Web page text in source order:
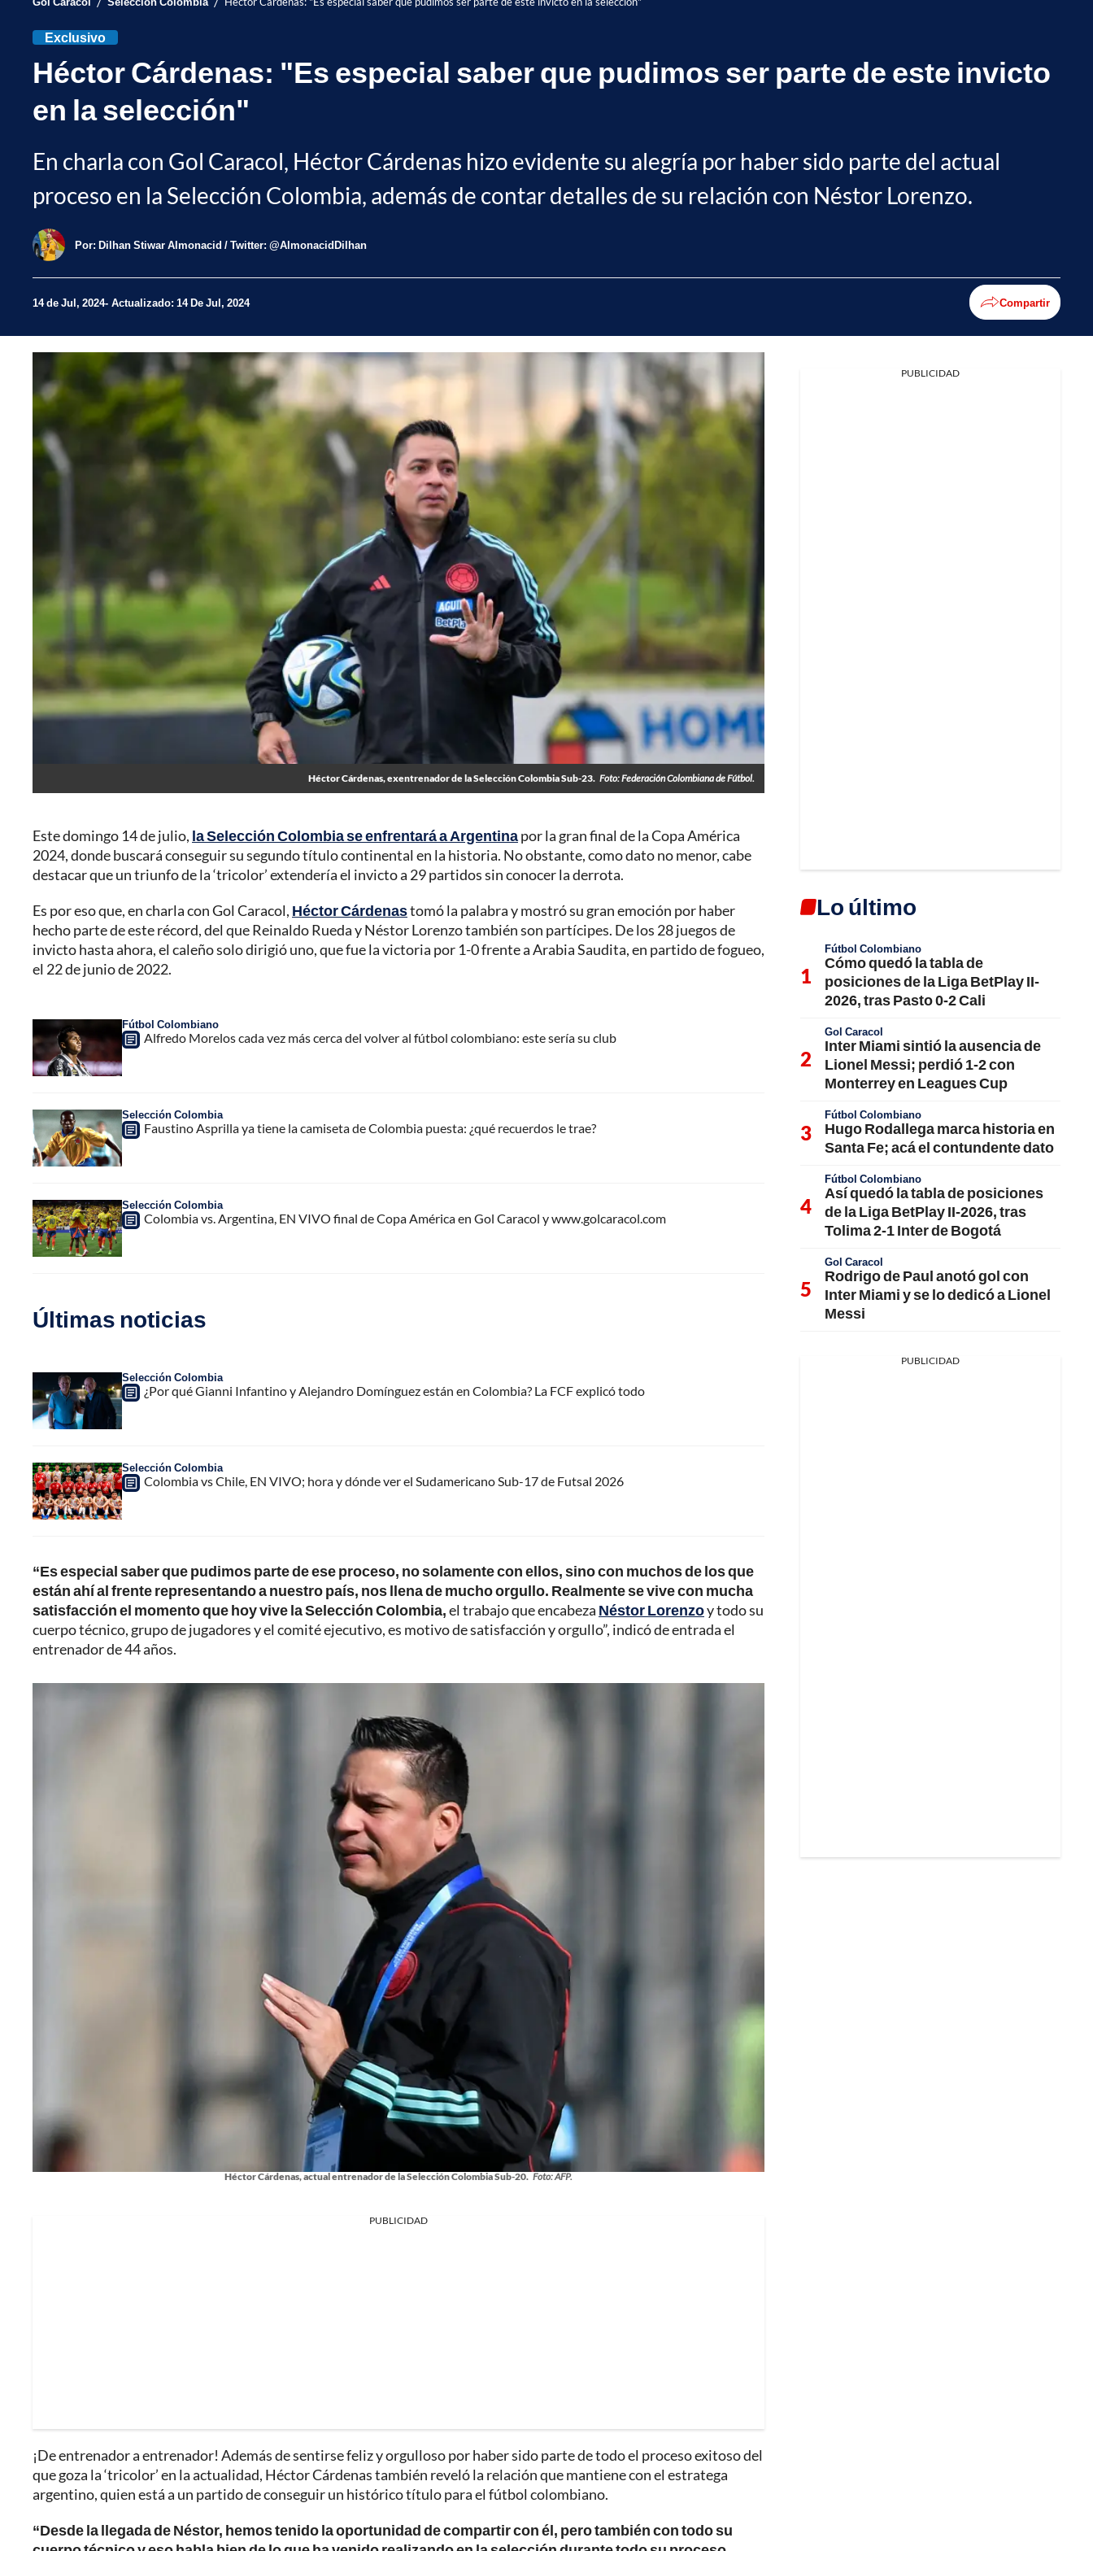
Exclusivo
Héctor Cárdenas: "Es especial saber que pudimos ser parte de este invicto
en la selección"
En charla con Gol Caracol, Héctor Cárdenas hizo evidente su alegría por haber sido parte del actual
proceso en la Selección Colombia, además de contar detalles de su relación con Néstor Lorenzo.
Por: Dilhan Stiwar Almonacid / Twitter: @AlmonacidDilhan
14 de Jul, 2024 Actualizado: 14 De Jul, 2024 Compartir
Héctor Cárdenas, exentrenador de la Selección Colombia Sub-23. Foto: Federación Colombiana de Fútbol.
Este domingo 14 de julio, la Selección Colombia se enfrentará a Argentinapor la gran final de la Copa América
2024, donde buscará conseguir su segundo título continental en la historia. No obstante, como dato no menor, cabe
destacar que un triunfo de la ‘tricolor’ extendería el invicto a 29 partidos sin conocer la derrota.
Es por eso que, en charla con Gol Caracol, Héctor Cárdenastomó la palabra y mostró su gran emoción por haber
hecho parte de este récord, del que Reinaldo Rueda y Néstor Lorenzo también son partícipes. De los 28 juegos de
invicto hasta ahora, el caleño solo dirigió uno, que fue la victoria por 1-0 frente a Arabia Saudita, en partido de fogueo,
el 22 de junio de 2022.
Fútbol Colombiano
Alfredo Morelos cada vez más cerca del volver al fútbol colombiano: este sería su club
Selección Colombia
Faustino Asprilla ya tiene la camiseta de Colombia puesta: ¿qué recuerdos le trae?
Selección Colombia
Colombia vs. Argentina, EN VIVO final de Copa América en Gol Caracol y www.golcaracol.com
Últimas noticias
Selección Colombia
¿Por qué Gianni Infantino y Alejandro Domínguez están en Colombia? La FCF explicó todo
Selección Colombia
Colombia vs Chile, EN VIVO; hora y dónde ver el Sudamericano Sub-17 de Futsal 2026
“Es especial saber que pudimos parte de ese proceso, no solamente con ellos, sino con muchos de los que
están ahí al frente representando a nuestro país, nos llena de mucho orgullo. Realmente se vive con mucha
satisfacción el momento que hoy vive la Selección Colombia,el trabajo que encabeza Néstor Lorenzoy todo su
cuerpo técnico, grupo de jugadores y el comité ejecutivo, es motivo de satisfacción y orgullo”, indicó de entrada el
entrenador de 44 años.
Héctor Cárdenas, actual entrenador de la Selección Colombia Sub-20. Foto: AFP.
PUBLICIDAD
¡De entrenador a entrenador! Además de sentirse feliz y orgulloso por haber sido parte de todo el proceso exitoso del
que goza la ‘tricolor’ en la actualidad, Héctor Cárdenas también reveló la relación que mantiene con el estratega
argentino, quien está a un partido de conseguir un histórico título para el fútbol colombiano.
“Desde la llegada de Néstor, hemos tenido la oportunidad de compartir con él, pero también con todo su
PUBLICIDAD
Lo último
Fútbol Colombiano
Cómo quedó la tabla de
posiciones de la Liga BetPlay II-
2026, tras Pasto 0-2 Cali
Gol Caracol
Inter Miami sintió la ausencia de
Lionel Messi; perdió 1-2 con
Monterrey en Leagues Cup
Fútbol Colombiano
Hugo Rodallega marca historia en
Santa Fe; acá el contundente dato
Fútbol Colombiano
Así quedó la tabla de posiciones
de la Liga BetPlay II-2026, tras
Tolima 2-1 Inter de Bogotá
Gol Caracol
Rodrigo de Paul anotó gol con
Inter Miami y se lo dedicó a Lionel
Messi
PUBLICIDAD